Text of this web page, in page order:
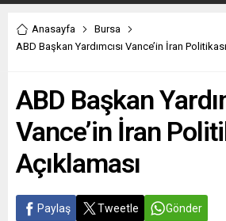
Anasayfa
Bursa
ABD Başkan Yardımcısı Vance’in İran
ABD Başkan
Vance’in İran
Açıklaması
Paylaş Tweetle Gönder